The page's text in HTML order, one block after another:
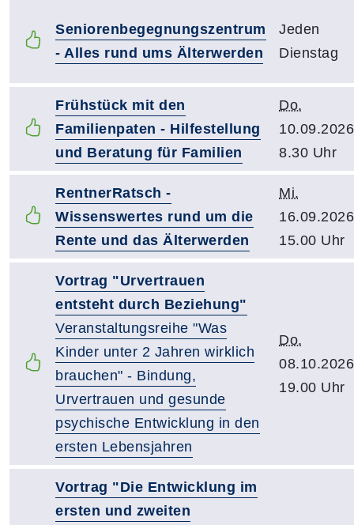
Seniorenbegegnungszentrum
- Alles rund ums Älterwerden
Jeden
Dienstag
Frühstück mit den
Familienpaten - Hilfestellung
und Beratung für Familien
Do.
8.30 Uhr
RentnerRatsch -
Wissenswertes rund um die
Rente und das Älterwerden
Mi.
15.00 Uhr
Vortrag "Urvertrauen
entsteht durch Beziehung"
Veranstaltungsreihe "Was
Kinder unter 2 Jahren wirklich
brauchen" - Bindung,
Urvertrauen und gesunde
psychische Entwicklung in den
ersten Lebensjahren
Do.
19.00 Uhr
Vortrag "Die Entwicklung im
ersten und zweiten